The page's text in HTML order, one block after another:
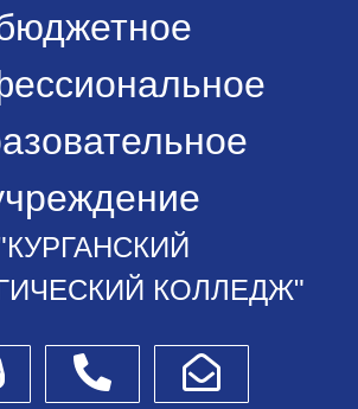
КОЛЛЕДЖ"
ТелефоныНаписать обращение